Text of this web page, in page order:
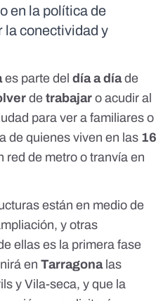
en la política de
la conectividad y
es parte del día a díade
de trabajar o acudir al
para ver a familiares o
de quienes viven en las 16
red de metro o tranvía en
están en medio de
y otras
ellas es la primera fase
en Tarragonalas
y Vila-seca, y que la